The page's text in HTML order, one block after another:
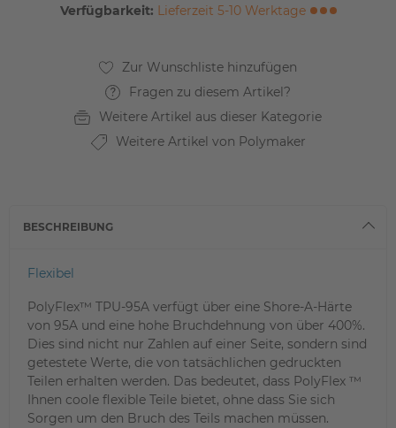
Verfügbarkeit: Lieferzeit 5-10 Werktage
Fragen zu diesem Artikel?
Weitere Artikel aus dieser Kategorie
Weitere Artikel von Polymaker
BESCHREIBUNG
Flexibel
PolyFlex™ TPU-95A verfügt über eine Shore-A-Härte
von 95A und eine hohe Bruchdehnung von über 400%.
Dies sind nicht nur Zahlen auf einer Seite, sondern sind
getestete Werte, die von tatsächlichen gedruckten
Teilen erhalten werden. Das bedeutet, dass PolyFlex ™
Ihnen coole flexible Teile bietet, ohne dass Sie sich
Sorgen um den Bruch des Teils machen müssen.